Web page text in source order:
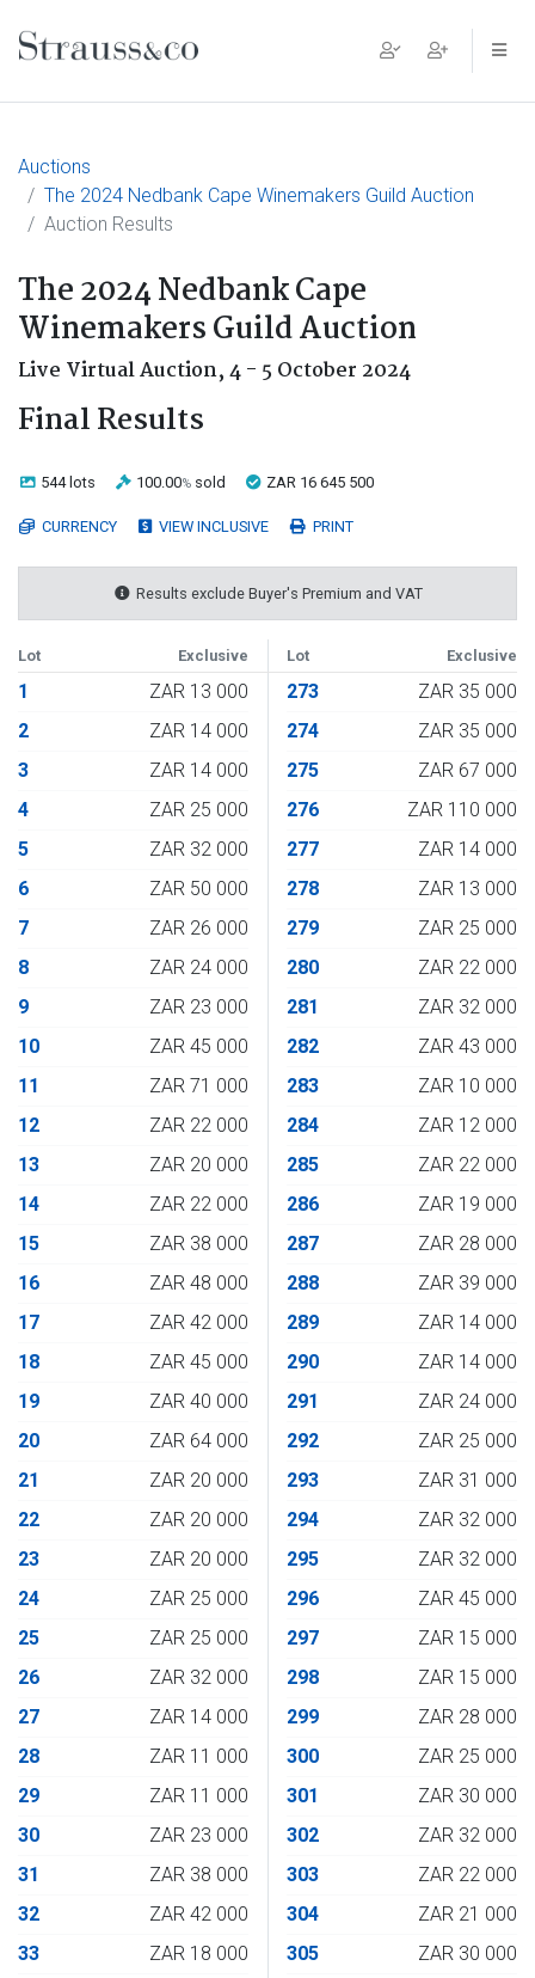
Main Navigation
Auctions
The 2024 Nedbank Cape Winemakers Guild Auction
Auction Results
The 2024 Nedbank Cape
Winemakers Guild Auction
Live Virtual Auction,4 - 5 October 2024
Final Results
544 lots 100.00% sold ZAR 16 645 500
CURRENCY VIEW INCLUSIVE PRINT
Results exclude Buyer's Premium and VAT
Lot Exclusive Lot Exclusive
1
ZAR 13 000
2
ZAR 14 000
3
ZAR 14 000
4
ZAR 25 000
5
ZAR 32 000
6
ZAR 50 000
7
ZAR 26 000
8
ZAR 24 000
9
ZAR 23 000
10
ZAR 45 000
11
ZAR 71 000
12
ZAR 22 000
13
ZAR 20 000
14
ZAR 22 000
15
ZAR 38 000
16
ZAR 48 000
17
ZAR 42 000
18
ZAR 45 000
19
ZAR 40 000
20
ZAR 64 000
21
ZAR 20 000
22
ZAR 20 000
23
ZAR 20 000
24
ZAR 25 000
25
ZAR 25 000
26
ZAR 32 000
27
ZAR 14 000
28
ZAR 11 000
29
ZAR 11 000
30
ZAR 23 000
31
ZAR 38 000
32
ZAR 42 000
33
ZAR 18 000
273
ZAR 35 000
274
ZAR 35 000
275
ZAR 67 000
276
ZAR 110 000
277
ZAR 14 000
278
ZAR 13 000
279
ZAR 25 000
280
ZAR 22 000
281
ZAR 32 000
282
ZAR 43 000
283
ZAR 10 000
284
ZAR 12 000
285
ZAR 22 000
286
ZAR 19 000
287
ZAR 28 000
288
ZAR 39 000
289
ZAR 14 000
290
ZAR 14 000
291
ZAR 24 000
292
ZAR 25 000
293
ZAR 31 000
294
ZAR 32 000
295
ZAR 32 000
296
ZAR 45 000
297
ZAR 15 000
298
ZAR 15 000
299
ZAR 28 000
300
ZAR 25 000
301
ZAR 30 000
302
ZAR 32 000
303
ZAR 22 000
304
ZAR 21 000
305
ZAR 30 000